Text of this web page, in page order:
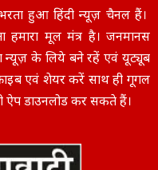
हुआ हिंदी न्यूज़ चैनल हैं।
हमारा मूल मंत्र है। जनमानस
न्यूज़ के लिये बने रहें एवं यूट्यूब
एवं शेयर करें साथ ही गूगल
ऐप डाउनलोड कर सकते हैं।